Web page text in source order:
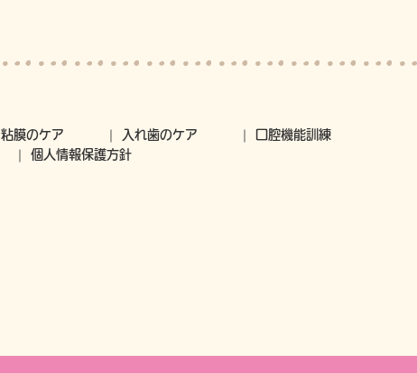
粘膜のケア 入れ歯のケア
口腔機能訓練
個人情報保護方針